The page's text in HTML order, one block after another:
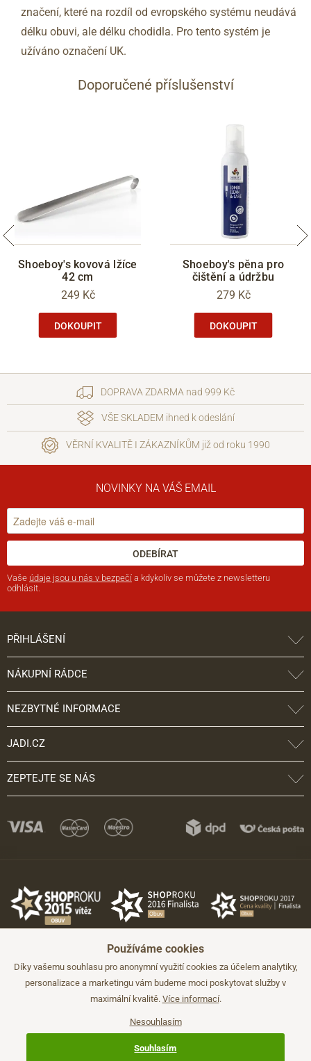
značení, které na rozdíl od evropského systému neudává
délku obuvi, ale délku chodidla. Pro tento systém je
užíváno označení UK.
Doporučené příslušenství
Shoeboy's kovová lžíce
42 cm
249 Kč
DOKOUPIT
Shoeboy's pěna pro
čištění a údržbu
279 Kč
DOKOUPIT
DOPRAVA ZDARMA nad 999 Kč
VŠE SKLADEM ihned k odeslání
VĚRNÍ KVALITĚ I ZÁKAZNÍKŮM již od roku 1990
NOVINKY NA VÁŠ EMAIL
ODEBÍRAT
Vaše údaje jsou u nás v bezpečí a kdykoliv se můžete z newsletteru
odhlásit.
PŘIHLÁŠENÍ
NÁKUPNÍ RÁDCE
NEZBYTNÉ INFORMACE
JADI.CZ
ZEPTEJTE SE NÁS
©2026 JADI.cz. Užití materiálů bez souhlasu není možné.
Používáme cookies
Díky vašemu souhlasu pro anonymní využití cookies za účelem analytiky,
personalizace a marketingu vám budeme moci poskytovat služby v
maximální kvalitě. Více informací.
Nesouhlasím
Souhlasím